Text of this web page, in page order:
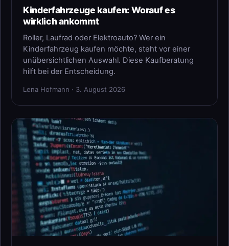
Kinderfahrzeuge kaufen: Worauf es
wirklich ankommt
Roller, Laufrad oder Elektroauto? Wer ein
Kinderfahrzeug kaufen möchte, steht vor einer
unübersichtlichen Auswahl. Diese Kaufberatung
hilft bei der Entscheidung.
Lena Hofmann · 3. August 2026